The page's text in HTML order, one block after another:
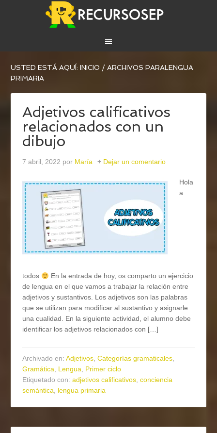
USTED ESTÁ AQUÍ:INICIO / ARCHIVOS PARALENGUA
PRIMARIA
Adjetivos calificativos
relacionados con un
dibujo
7 abril, 2022 por María Dejar un comentario
Hola
a
todos
En la entrada de hoy, os comparto un ejercicio
de lengua en el que vamos a trabajar la relación entre
adjetivos y sustantivos. Los adjetivos son las palabras
que se utilizan para modificar al sustantivo y asignarle
una cualidad. En la siguiente actividad, el alumno debe
identificar los adjetivos relacionados con […]
Archivado en:Adjetivos,Categorías gramaticales,
Gramática, Lengua, Primer ciclo
Etiquetado con:adjetivos calificativos,conciencia
semántica, lengua primaria